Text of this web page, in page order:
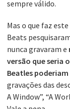
sempre válido.
Mas o que faz
Beats
nunca gravaram e
versão que seria
Beatles
gravações das
A Window”, “A